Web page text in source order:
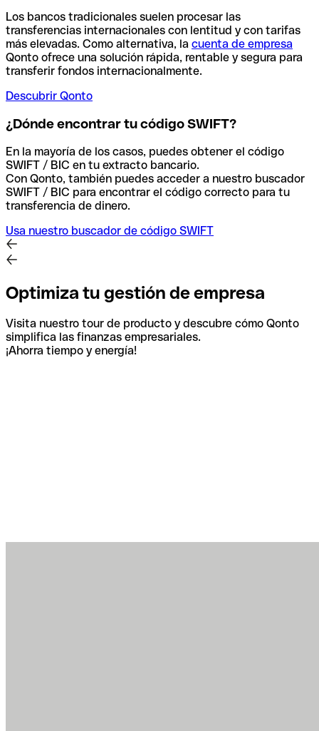
Los bancos tradicionales suelen procesar las
transferencias internacionales con lentitud y con tarifas
más elevadas. Como alternativa, la cuenta de empresa
Qonto ofrece una solución rápida, rentable y segura para
transferir fondos internacionalmente.
Descubrir Qonto
¿Dónde encontrar tu código SWIFT?
En la mayoría de los casos, puedes obtener el código
SWIFT / BIC en tu extracto bancario.
Con Qonto, también puedes acceder a nuestro buscador
SWIFT / BIC para encontrar el código correcto para tu
transferencia de dinero.
Usa nuestro buscador de código SWIFT
Optimiza tu gestión de empresa
Visita nuestro tour de producto y descubre cómo Qonto
simplifica las finanzas empresariales.
¡Ahorra tiempo y energía!